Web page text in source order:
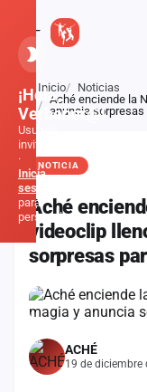
Atrás
Inicio
Noticias
Aché enciende la
anuncia sorpresas
NOTICIA
Aché
videoclip
sorpresas
ACHÉ
19 de diciembre
¡Hola,
Verbener@!
Usuario
invitado
·
Inicia
sesión
para
personalizar
Noticias
Formaciones